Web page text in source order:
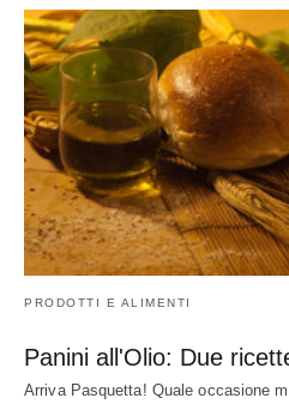
PRODOTTI E ALIMENTI
Panini all'Olio: Due
Arriva Pasquetta! Quale occasione